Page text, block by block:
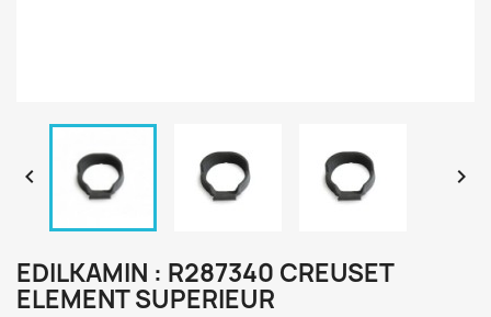
 
EDILKAMIN : R287340 CREUSET
ELEMENT SUPERIEUR